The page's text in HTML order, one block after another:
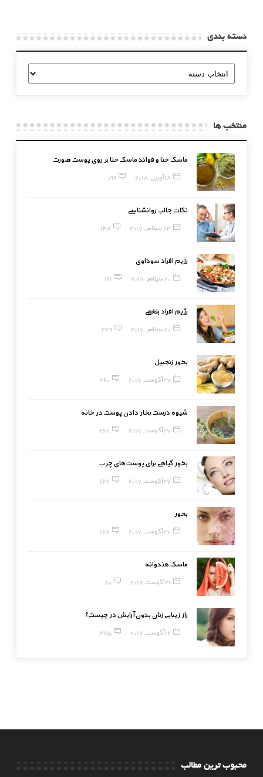
دسته بندی
دسته
بندی
منتخب ها
ماسک حنا و فوائد ماسک حنا بر روی پوست صورت
18 آوریل, 2018 199
نکات جالب روانشناسی
23 سپتامبر, 2017 148
رژیم افراد سوداوی
20 سپتامبر, 2017 191
رژیم افراد بلغمی
20 سپتامبر, 2017 249
بخور زنجبیل
27 آگوست, 2017 260
شیوه درست بخار دادن پوست در خانه
27 آگوست, 2017 262
بخور گیاهی برای پوست‌های چرب
27 آگوست, 2017 167
بخور
27 آگوست, 2017 167
ماسک هندوانه
21 آگوست, 2017 80
راز زیبایی زنان بدون آرایش در چیست؟
12 آگوست, 2017 285
محبوب ترین مطالب